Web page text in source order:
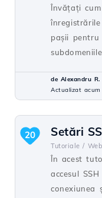
Învățați
pașii pentru
de Alexandru R.
Actualizat
Setări
Tutoriale /
În acest
accesul
conexiunea
20